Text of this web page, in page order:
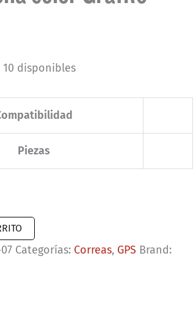
10 disponibles
Piezas
Categorías: Correas, GPS Brand: